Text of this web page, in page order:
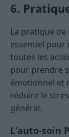
6.
La pratique de
essentiel pour
toutes les
pour prendre
émotionnel et
réduire le
général.
L’auto-soin